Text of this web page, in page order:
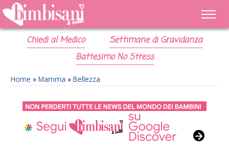
Chiedi al Medico
Settimane di Gravidanza
Battesimo No Stress
Home » Mamma » Bellezza